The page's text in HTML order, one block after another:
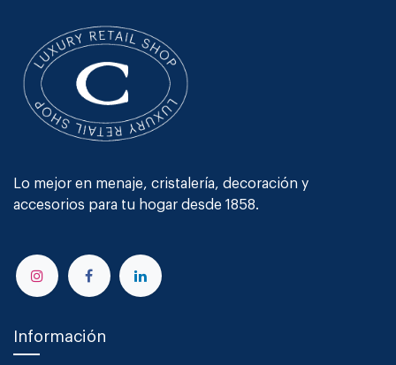
Lo mejor en menaje, cristalería, decoración y
accesorios para tu hogar desde 1858.
Información